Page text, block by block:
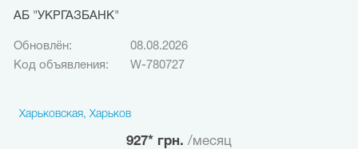
АБ "УКРГАЗБАНК"
Обновлён:
08.08.2026
Код объявления:
W-780727
Харьковская, Харьков
927* грн. /месяц